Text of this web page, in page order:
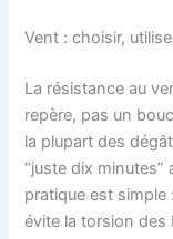
Vent : choisir,
La résistance au
repère, pas un
la plupart des
“juste dix minutes”
pratique est simple
évite la torsion des